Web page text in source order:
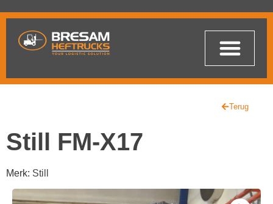
Terug
Still FM-X17
Merk: Still